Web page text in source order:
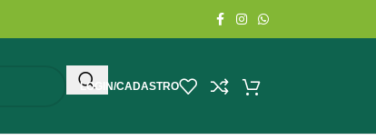
LOGIN/CADASTRO